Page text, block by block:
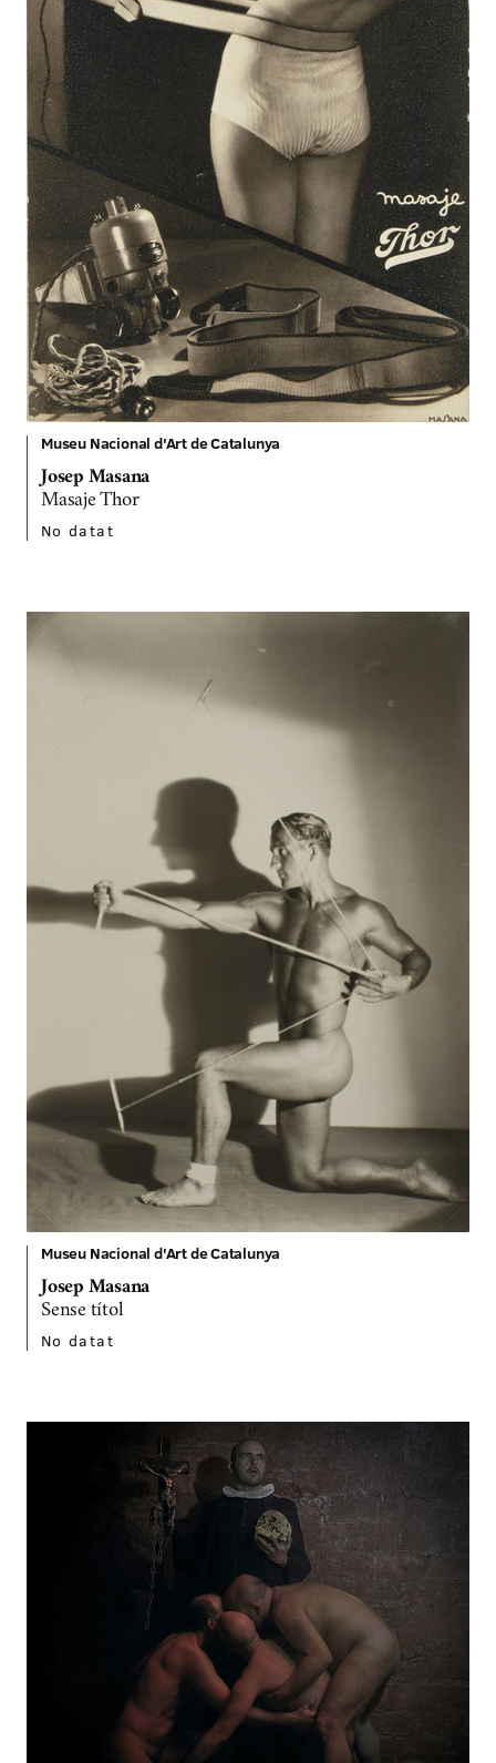
Museu Nacional d'Art de Catalunya
Josep Masana
Masaje Thor
No datat
Museu Nacional d'Art de Catalunya
Josep Masana
Sense títol
No datat